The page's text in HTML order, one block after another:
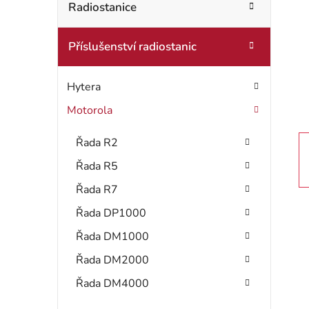
r
a
n
n
r
e
Radiostanice
Příslušenství radiostanic
Hytera
Motorola
Řada R2
Řada R5
Řada R7
Řada DP1000
Řada DM1000
Řada DM2000
Řada DM4000